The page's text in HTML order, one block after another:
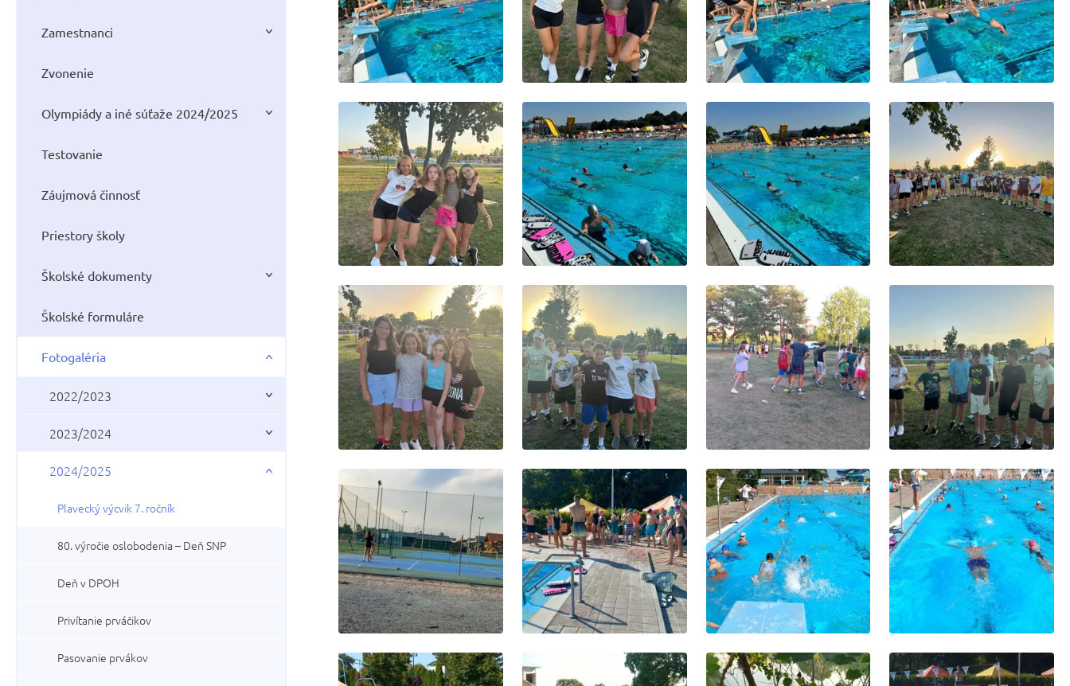
Zamestnanci
Zvonenie
Olympiády a iné súťaže 2024/2025
Testovanie
Záujmová činnosť
Priestory školy
Školské dokumenty
Školské formuláre
Fotogaléria
2022/2023
2023/2024
2024/2025
Plavecký výcvik 7. ročník
80. výročie oslobodenia – Deň SNP
Deň v DPOH
Privítanie prváčikov
Pasovanie prvákov